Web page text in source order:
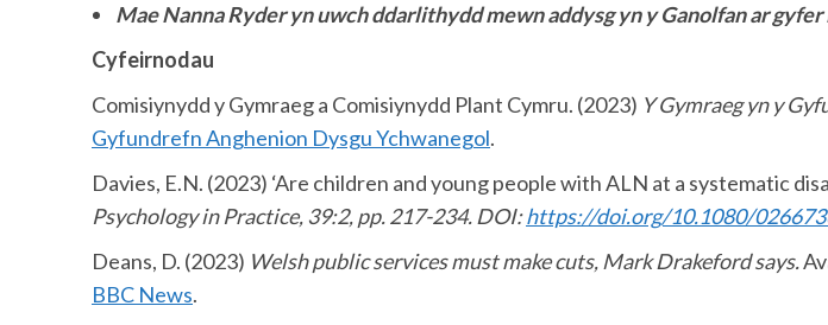
Mae Nanna Ryder yn uwch ddarlithydd mewn addysg yn y Ganolfan ar
Cyfeirnodau
Comisiynydd y Gymraeg a Comisiynydd Plant Cymru. (2023) Y Gymraeg yn y
GyfundrefnAnghenion DysguYchwanegol.
Davies, E.N. (2023) ‘Are children and young people with ALN at a systematic
Psychology in Practice, 39:2, pp. 217-234. DOI:https://doi.org/10.1080/
Deans, D. (2023) Welsh public services must make cuts, Mark Drakeford says.
BBC News.